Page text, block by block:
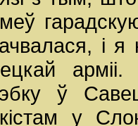
і
ў
у